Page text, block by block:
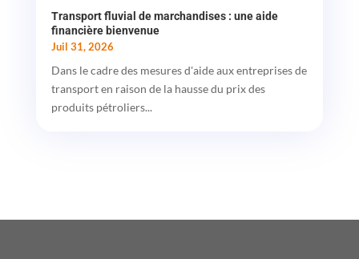
Transport fluvial de marchandises : une aide
financière bienvenue
Juil 31, 2026
Dans le cadre des mesures d'aide aux entreprises de
transport en raison de la hausse du prix des
produits pétroliers...